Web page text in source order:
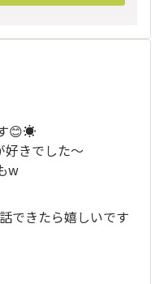
😊☀️
きでした～
w
できたら嬉しいです